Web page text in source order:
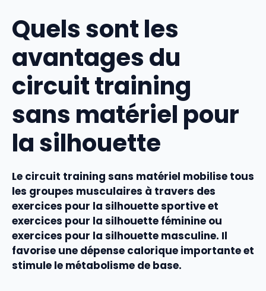
Quels sont les
avantages du
circuit training
sans matériel pour
la silhouette
Le circuit training sans matériel mobilise tous
les groupes musculaires à travers des
exercices pour la silhouette sportiveet
exercices pour la silhouette féminine ou
exercices pour la silhouette masculine. Il
favorise une dépense calorique importante et
stimule le métabolisme de base.